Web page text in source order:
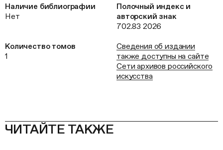
Наличие библиографии
Нет
Полочный индекс и
авторский знак
702.83 2026
Количество томов
1
Сведения об издании
также доступны на сайте
Сети архивов российского
искусства
ЧИТАЙТЕ ТАКЖЕ